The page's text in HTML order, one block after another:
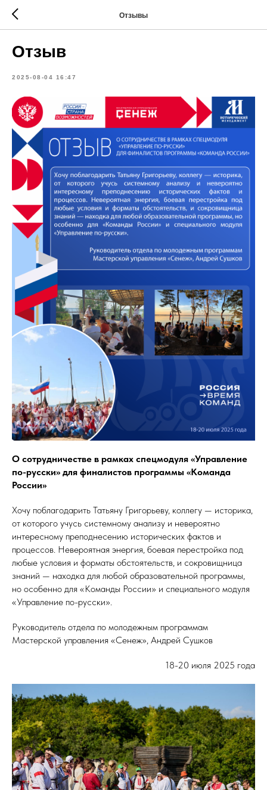
Отзывы
Отзыв
2025-08-04 16:47
О сотрудничестве в рамках спецмодуля «Управление
по-русски» для финалистов программы «Команда
России»
Хочу поблагодарить Татьяну Григорьеву, коллегу — историка,
от которого учусь системному анализу и невероятно
интересному преподнесению исторических фактов и
процессов. Невероятная энергия, боевая перестройка под
любые условия и форматы обстоятельств, и сокровищница
знаний — находка для любой образовательной программы,
но особенно для «Команды России» и специального модуля
«Управление по-русски».
Руководитель отдела по молодежным программам
Мастерской управления «Сенеж», Андрей Сушков
18-20 июля 2025 года